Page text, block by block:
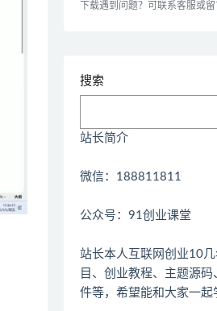
下载遇到问题？可联系客服或
搜索
站长简介
微信：188811811
公众号：91创业课堂
站长本人互联网创业10
目、创业教程、主题源
件等，希望能和大家一起